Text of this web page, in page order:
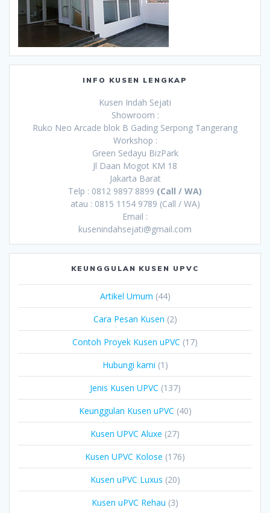
INFO KUSEN LENGKAP
Kusen Indah Sejati
Showroom :
Ruko Neo Arcade blok B Gading Serpong Tangerang
Workshop :
Green Sedayu BizPark
Jl Daan Mogot KM 18
Jakarta Barat
Telp : 0812 9897 8899 (Call / WA)
atau : 0815 1154 9789 (Call / WA)
Email :
kusenindahsejati@gmail.com
KEUNGGULAN KUSEN UPVC
Artikel Umum (44)
Cara Pesan Kusen (2)
Contoh Proyek Kusen uPVC (17)
Hubungi kami (1)
Jenis Kusen UPVC (137)
Keunggulan Kusen uPVC (40)
Kusen UPVC Aluxe (27)
Kusen UPVC Kolose (176)
Kusen uPVC Luxus (20)
Kusen uPVC Rehau (3)